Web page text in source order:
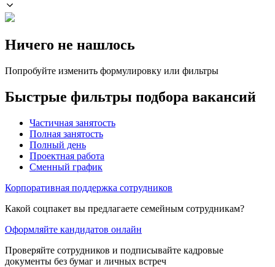
Ничего не нашлось
Попробуйте изменить формулировку или фильтры
Быстрые фильтры подбора вакансий
Частичная занятость
Полная занятость
Полный день
Проектная работа
Сменный график
Корпоративная поддержка сотрудников
Какой соцпакет вы предлагаете семейным сотрудникам?
Оформляйте кандидатов онлайн
Проверяйте сотрудников и подписывайте кадровые
документы без бумаг и личных встреч